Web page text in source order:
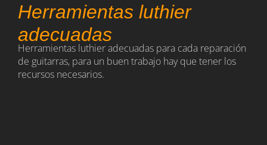
Herramientas luthier
adecuadas
Herramientas luthier adecuadas para cada reparación
de guitarras, para un buen trabajo hay que tener los
recursos necesarios.